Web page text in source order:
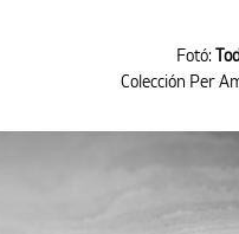
Fotó:
Colección Per